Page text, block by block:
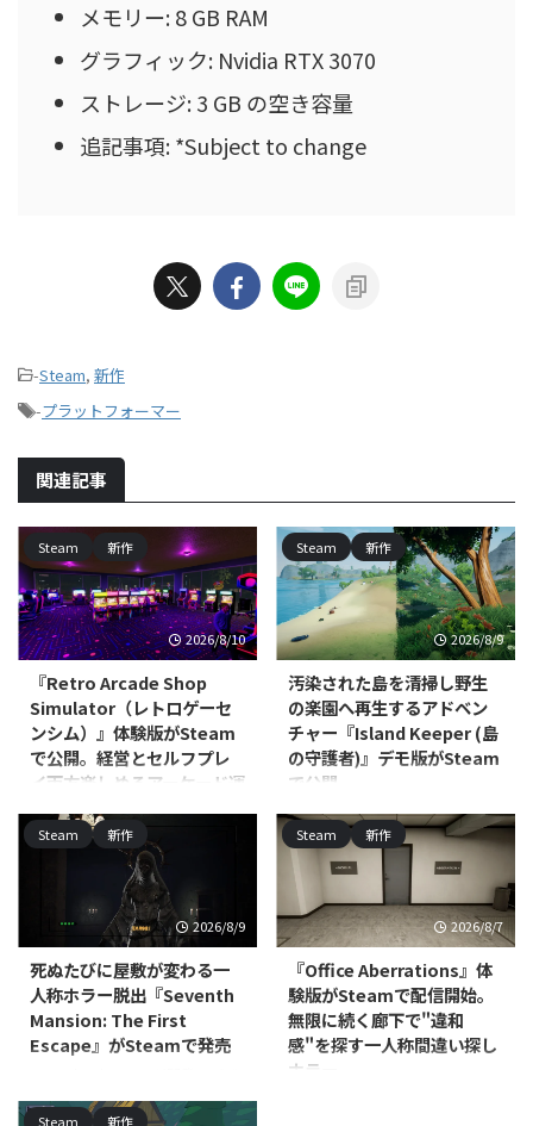
メモリー: 8 GB RAM
グラフィック: Nvidia RTX 3070
ストレージ: 3 GB の空き容量
追記事項: *Subject to change
-Steam, 新作
-プラットフォーマー
関連記事
Steam 新作
2026/8/10
『Retro Arcade Shop
Simulator（レトロゲーセ
ンシム）』体験版がSteam
で公開。経営とセルフプレ
イ両方楽しめるアーケード運
営シム
Alt Tab Gameが開発し、Ultimate
Publishing／Ultimate Games S.A.
／PlayWay S.A.がパブリッシング
を手がけるPC（Steam）向けシ
ミュレーションゲーム『Retro
ゲーセンシム）』の体験版が公開
されました。対応プラットフォー
ムはWindowsで、本編は早期ア
クセスとしての発売が予定されて
いう段階です。 本作はレトロな
Steam 新作
2026/8/9
汚染された島を清掃し野生
の楽園へ再生するアドベン
チャー『Island Keeper (島
の守護者)』デモ版がSteam
で公開
Scalise Artworksが開発し、
Ultimate Games S.A.および
Ultimate Publishingがパブリッシ
ャーを務める
PC（Windows/Linux、Steam）
向けアドベンチャー・インディ
Keeper (島の守護者)』のデモ版が
公開されました。本編の発売時期
は2026年を予定しており、発売
前の段階ですが、ひと足先にゲー
ムの雰囲気を体験できます。 本
Steam 新作
2026/8/9
死ぬたびに屋敷が変わる一
人称ホラー脱出『Seventh
Mansion: The First
Escape』がSteamで発売
リッシングを手がける、
Steam 新作
2026/8/7
『Office Aberrations』体
験版がSteamで配信開始。
無限に続く廊下で"違和
感"を探す一人称間違い探し
ホラー
Steam 新作